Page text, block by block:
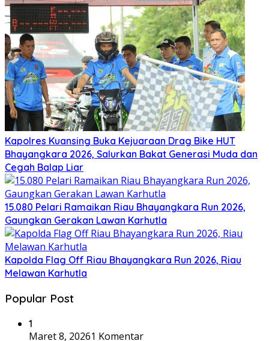
Kapolres Kuansing Buka Kejuaraan Drag Bike HUT
Bhayangkara 2026, Salurkan Bakat Generasi Muda dan
Cegah Balap Liar
15.080 Pelari Ramaikan Riau Bhayangkara Run 2026,
Gaungkan Gerakan Lawan Karhutla
Kapolda Flag Off Riau Bhayangkara Run 2026, Riau
Melawan Karhutla
Popular Post
1
Maret 8, 20261 Komentar